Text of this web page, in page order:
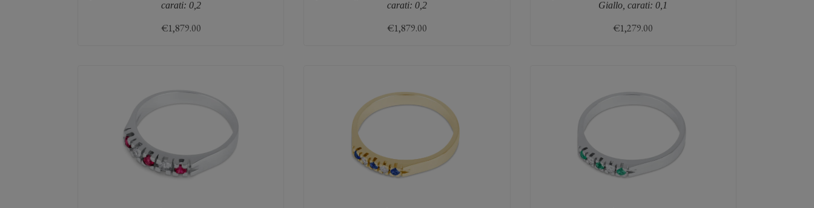
carati: 0,2
€1,879.00
carati: 0,2
€1,879.00
Giallo, carati: 0,1
€1,279.00